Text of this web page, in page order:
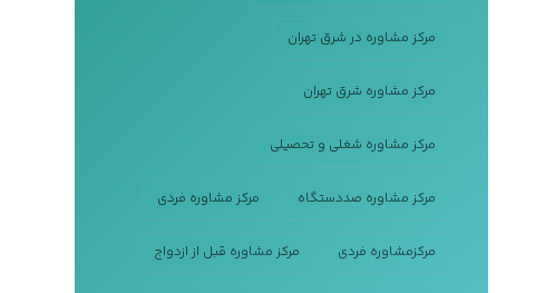
مرکز مشاوره در شرق تهران
مرکز مشاوره شرق تهران
مرکز مشاوره شغلی و تحصیلی
مرکز مشاوره صددستگاه مرکز مشاوره فردی
مرکزمشاوره فردی مرکز مشاوره قبل از ازدواج